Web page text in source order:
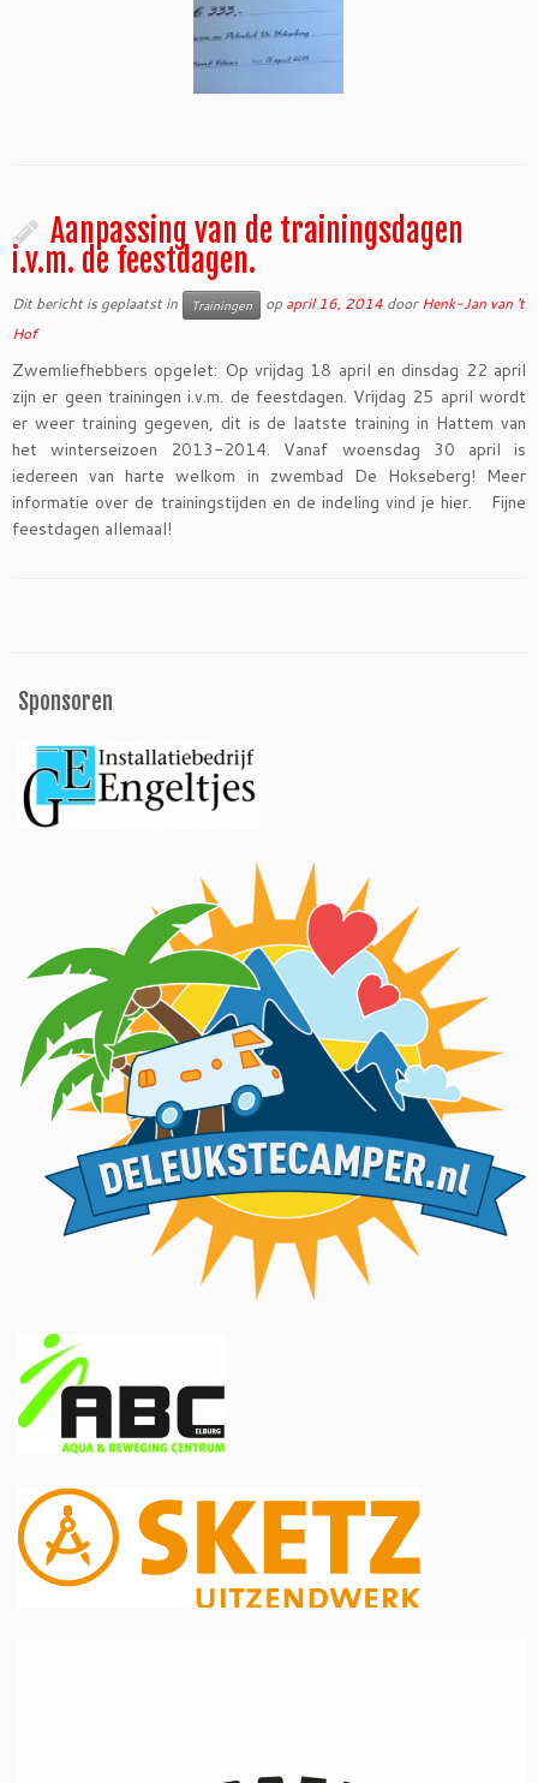
Aanpassing van de trainingsdagen
i.v.m. de feestdagen.
Dit bericht is geplaatst in Trainingen op april 16, 2014 doorHenk-Jan van 't
Hof
Zwemliefhebbers opgelet: Op vrijdag 18 april en dinsdag 22 april
zijn er geen trainingen i.v.m. de feestdagen. Vrijdag 25 april wordt
er weer training gegeven, dit is de laatste training in Hattem van
het winterseizoen 2013-2014. Vanaf woensdag 30 april is
iedereen van harte welkom in zwembad De Hokseberg! Meer
informatie over de trainingstijden en de indeling vind je hier. Fijne
feestdagen allemaal!
Sponsoren